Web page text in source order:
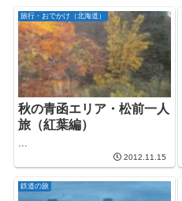
旅行・おでかけ（北海道）
秋の青函エリア・松前一人
旅（紅葉編）
...
2012.11.15
鉄道の旅